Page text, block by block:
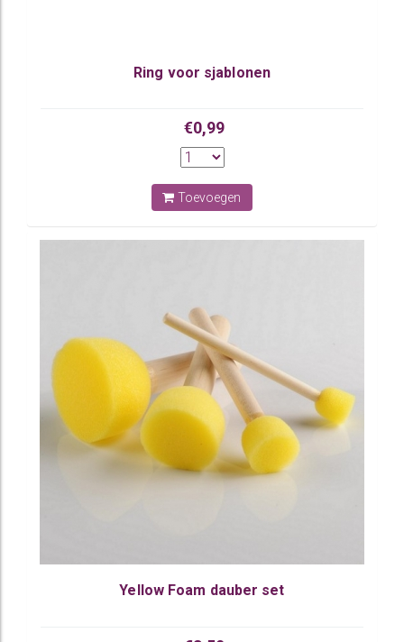
Ring voor sjablonen
€0,99
Toevoegen
Yellow Foam dauber set